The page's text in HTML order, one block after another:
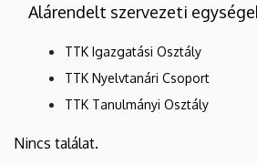
Alárendelt szervezeti
TTK Igazgatási Osztály
TTK Nyelvtanári Csoport
TTK Tanulmányi Osztály
Nincs találat.